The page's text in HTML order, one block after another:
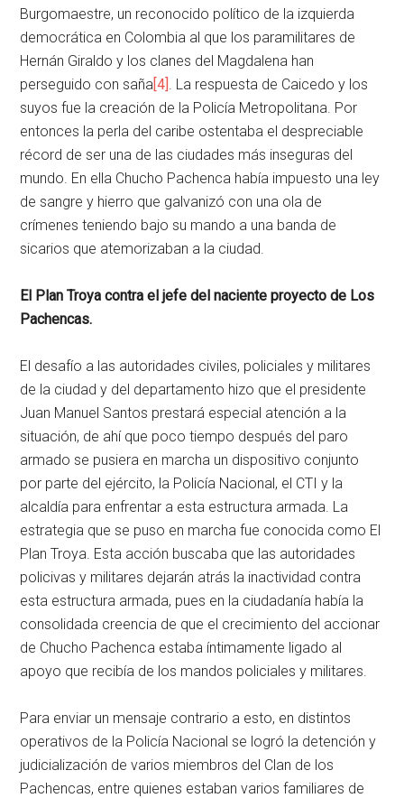
Burgomaestre, un reconocido político de la izquierda
democrática en Colombia al que los paramilitares de
Hernán Giraldo y los clanes del Magdalena han
perseguido con saña[4] . La respuesta de Caicedo y los
suyos fue la creación de la Policía Metropolitana. Por
entonces la perla del caribe ostentaba el despreciable
récord de ser una de las ciudades más inseguras del
mundo. En ella Chucho Pachenca había impuesto una ley
de sangre y hierro que galvanizó con una ola de
crímenes teniendo bajo su mando a una banda de
sicarios que atemorizaban a la ciudad.
El Plan Troya contra el jefe del naciente proyecto de Los
Pachencas.
El desafío a las autoridades civiles, policiales y militares
de la ciudad y del departamento hizo que el presidente
Juan Manuel Santos prestará especial atención a la
situación, de ahí que poco tiempo después del paro
armado se pusiera en marcha un dispositivo conjunto
por parte del ejército, la Policía Nacional, el CTI y la
alcaldía para enfrentar a esta estructura armada. La
estrategia que se puso en marcha fue conocida como El
Plan Troya. Esta acción buscaba que las autoridades
policivas y militares dejarán atrás la inactividad contra
esta estructura armada, pues en la ciudadanía había la
consolidada creencia de que el crecimiento del accionar
de Chucho Pachenca estaba íntimamente ligado al
apoyo que recibía de los mandos policiales y militares.
Para enviar un mensaje contrario a esto, en distintos
operativos de la Policía Nacional se logró la detención y
judicialización de varios miembros del Clan de los
Pachencas, entre quienes estaban varios familiares de